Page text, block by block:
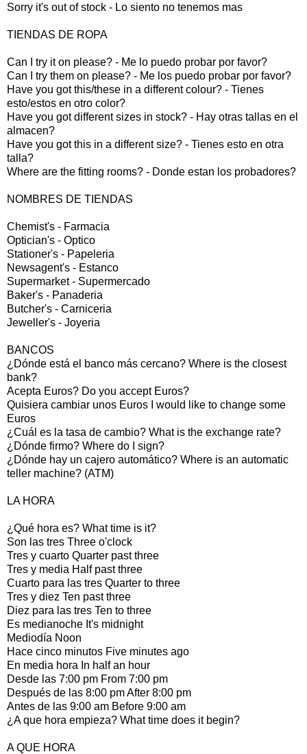
Sorry it's out of stock - Lo siento no tenemos mas
TIENDAS DE ROPA
Can I try it on please? - Me lo puedo probar por favor?
Can I try them on please? - Me los puedo probar por favor?
Have you got this/these in a different colour? - Tienes
esto/estos en otro color?
Have you got different sizes in stock? - Hay otras tallas en el
almacen?
Have you got this in a different size? - Tienes esto en otra
talla?
Where are the fitting rooms? - Donde estan los probadores?
NOMBRES DE TIENDAS
Chemist's - Farmacia
Optician's - Optico
Stationer's - Papeleria
Newsagent's - Estanco
Supermarket - Supermercado
Baker's - Panaderia
Butcher's - Carniceria
Jeweller's - Joyeria
BANCOS
¿Dónde está el banco más cercano? Where is the closest
bank?
Acepta Euros? Do you accept Euros?
Quisiera cambiar unos Euros I would like to change some
Euros
¿Cuál es la tasa de cambio? What is the exchange rate?
¿Dónde firmo? Where do I sign?
¿Dónde hay un cajero automático? Where is an automatic
teller machine? (ATM)
LA HORA
¿Qué hora es? What time is it?
Son las tres Three o'clock
Tres y cuarto Quarter past three
Tres y media Half past three
Cuarto para las tres Quarter to three
Tres y diez Ten past three
Diez para las tres Ten to three
Es medianoche It's midnight
Mediodía Noon
Hace cinco minutos Five minutes ago
En media hora In half an hour
Desde las 7:00 pm From 7:00 pm
Después de las 8:00 pm After 8:00 pm
Antes de las 9:00 am Before 9:00 am
¿A que hora empieza? What time does it begin?
A QUE HORA